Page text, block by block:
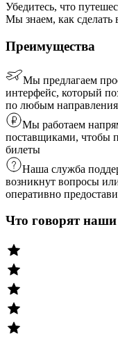
Убедитесь, что
Мы знаем, как
Преимущества
Мы предлагаем
интерфейс, который
по любым
Мы работаем
поставщиками, чтобы
билеты
Наша служба
возникнут вопросы
оперативно
Что говорят